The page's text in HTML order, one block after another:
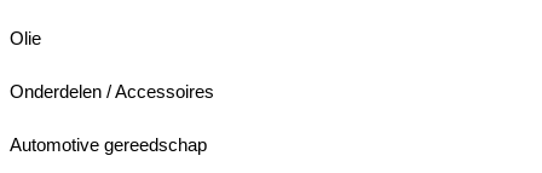
Olie
Onderdelen / Accessoires
Automotive gereedschap